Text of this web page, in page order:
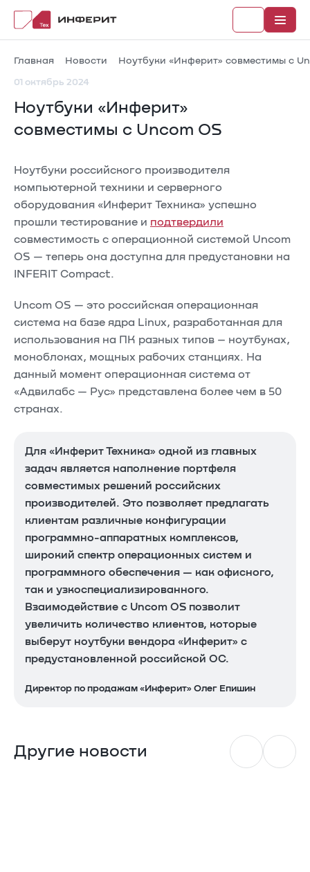
Рубрики
Документы
Главная Новости Ноутбуки «Инферит» совместимы с
01 октябрь 2024
Ноутбуки «Инферит»
совместимы с Uncom OS
Ноутбуки российского производителя
компьютерной техники и серверного
оборудования «Инферит Техника» успешно
прошли тестирование и подтвердили
совместимость с операционной системой Uncom
OS — теперь она доступна для предустановки на
INFERIT Compact.
Uncom OS — это российская операционная
система на базе ядра Linux, разработанная для
использования на ПК разных типов – ноутбуках,
моноблоках, мощных рабочих станциях. На
данный момент операционная система от
«Адвилабс — Рус» представлена более чем в 50
странах.
Для «Инферит Техника» одной из главных
задач является наполнение портфеля
совместимых решений российских
производителей. Это позволяет предлагать
клиентам различные конфигурации
программно-аппаратных комплексов,
широкий спектр операционных систем и
программного обеспечения — как офисного,
так и узкоспециализированного.
Взаимодействие с Uncom OS позволит
увеличить количество клиентов, которые
выберут ноутбуки вендора «Инферит» с
предустановленной российской ОС.
Директор по продажам «Инферит» Олег Епишин
Другие новости